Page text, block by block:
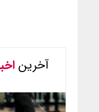
آخرین